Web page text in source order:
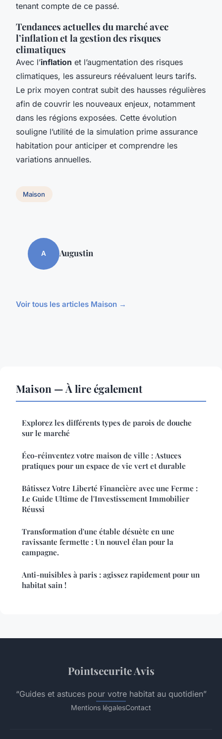
tenant compte de ce passé.
Tendances actuelles du marché avec
l’inflation et la gestion des risques
climatiques
Avec l’inflation et l’augmentation des risques
climatiques, les assureurs réévaluent leurs tarifs.
Le prix moyen contrat subit des hausses régulières
afin de couvrir les nouveaux enjeux, notamment
dans les régions exposées. Cette évolution
souligne l’utilité de la simulation prime assurance
habitation pour anticiper et comprendre les
variations annuelles.
Maison
A Augustin
Voir tous les articles Maison →
Maison — À lire également
Explorez les différents types de parois de douche
sur le marché
Éco-réinventez votre maison de ville : Astuces
pratiques pour un espace de vie vert et durable
Bâtissez Votre Liberté Financière avec une Ferme :
Le Guide Ultime de l'Investissement Immobilier
Réussi
Transformation d'une étable désuète en une
ravissante fermette : Un nouvel élan pour la
campagne.
Anti-nuisibles à paris : agissez rapidement pour un
habitat sain !
Pointsecurite Avis
“Guides et astuces pour votre habitat au quotidien”
Mentions légalesContact